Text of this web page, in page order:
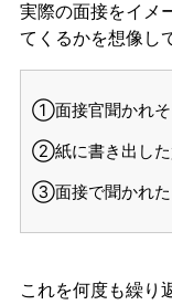
実際の面接をイメ
てくるかを想像し
①面接官聞かれそ
②紙に書き出した
③面接で聞かれた
これを何度も繰り